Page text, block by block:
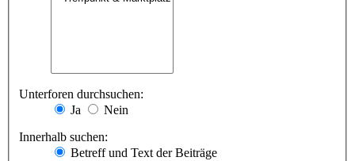
Unterforen durchsuchen:
Ja
Nein
Innerhalb suchen:
Betreff und Text der Beiträge